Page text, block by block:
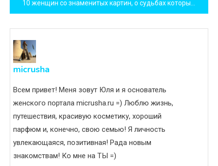
записям
micrusha
Всем привет! Меня зовут Юля и я основатель
женского портала micrusha.ru =) Люблю жизнь,
путешествия, красивую косметику, хороший
парфюм и, конечно, свою семью! Я личность
увлекающаяся, позитивная! Рада новым
знакомствам! Ко мне на ТЫ =)